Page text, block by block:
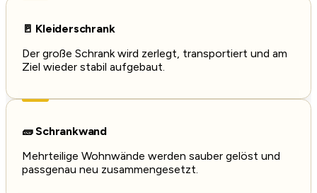
🚪 Kleiderschrank
Der große Schrank wird zerlegt, transportiert und am
Ziel wieder stabil aufgebaut.
🧱 Schrankwand
Mehrteilige Wohnwände werden sauber gelöst und
passgenau neu zusammengesetzt.